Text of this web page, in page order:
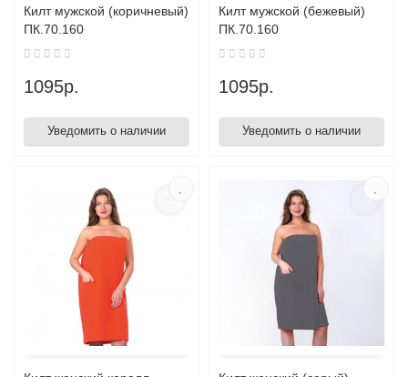
Килт мужской (коричневый)
ПК.70.160
1095р.
Уведомить о наличии
Килт мужской (бежевый)
ПК.70.160
1095р.
Уведомить о наличии